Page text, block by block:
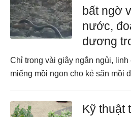
bất ngờ
nước,
dương
Chỉ trong vài giây ngắn ngủi,
miếng mồi ngon cho kẻ săn mồi
Kỹ thuật